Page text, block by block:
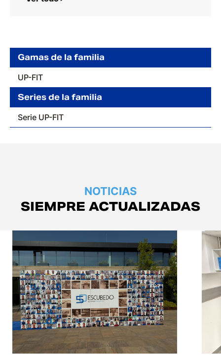
Gamas de la familia
UP-FIT
Series de la familia
Serie UP-FIT
NOTICIAS
SIEMPRE ACTUALIZADAS